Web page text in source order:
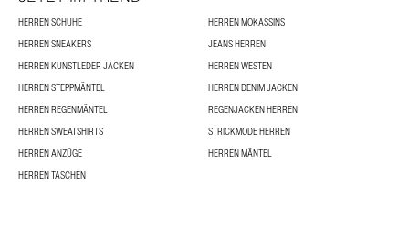
HERREN SCHUHE
HERREN MOKASSINS
HERREN SNEAKERS
JEANS HERREN
HERREN KUNSTLEDER JACKEN
HERREN WESTEN
HERREN STEPPMÄNTEL
HERREN DENIM JACKEN
HERREN REGENMÄNTEL
REGENJACKEN HERREN
HERREN SWEATSHIRTS
STRICKMODE HERREN
HERREN ANZÜGE
HERREN MÄNTEL
HERREN TASCHEN